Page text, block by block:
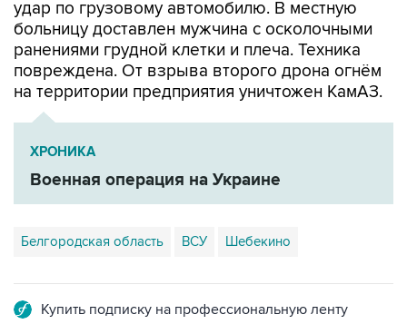
удар по грузовому автомобилю. В местную
больницу доставлен мужчина с осколочными
ранениями грудной клетки и плеча. Техника
повреждена. От взрыва второго дрона огнём
на территории предприятия уничтожен КамАЗ.
ХРОНИКА
Военная операция на Украине
Белгородская область ВСУ Шебекино
Купить подписку на профессиональную ленту